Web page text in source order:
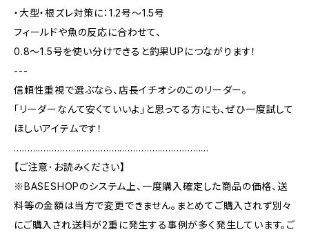
・大型・根ズレ対策に：1.2号〜1.5号
フィールドや魚の反応に合わせて、
0.8〜1.5号を使い分けできると釣果UPにつながります！
---
信頼性重視で選ぶなら、店長イチオシのこのリーダー。
「リーダーなんて安くていいよ」と思ってる方にも、ぜひ一度試して
ほしいアイテムです！
………………………………………………………………
【ご注意･お読みください】
※BASESHOPのシステム上、一度購入確定した商品の価格、送
料等の金額は当方で変更できません。まとめてご購入されず別々
にご購入され送料が2重に発生する事例が多く発生しています。ご